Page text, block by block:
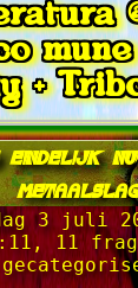
+
eindelijk
3 juli
11